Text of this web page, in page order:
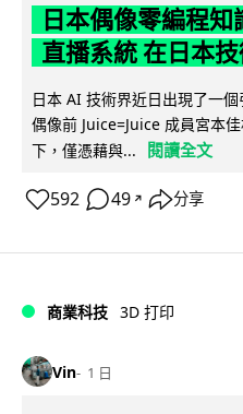
日本偶像零編程
直播系統 在日本
日本 AI 技術界近日出現了一
偶像前 Juice=Juice 成員宮本
下，僅憑藉與...
閱讀全文
592 49 ↗ 分享
商業科技 3D 打印
Vin 1 日